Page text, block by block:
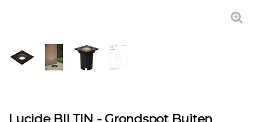
Lucide BILTIN - Grondspot Buiten